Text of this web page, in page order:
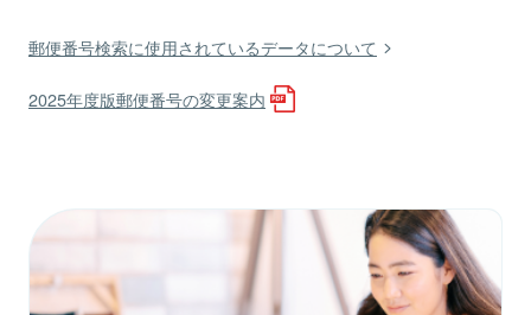
郵便番号検索に使用されているデータについて
2025年度版郵便番号の変更案内